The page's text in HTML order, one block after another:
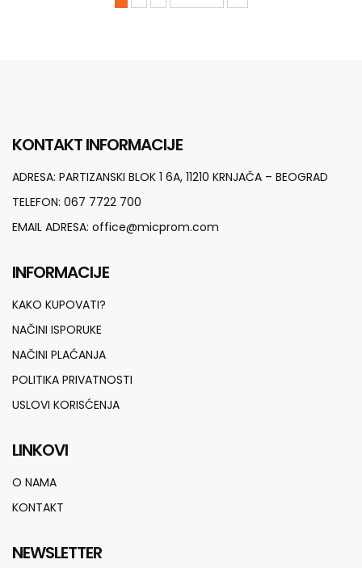
KONTAKT INFORMACIJE
ADRESA: PARTIZANSKI BLOK 1 6A, 11210 KRNJAČA – BEOGRAD
TELEFON: 067 7722 700
EMAIL ADRESA: office@micprom.com
INFORMACIJE
KAKO KUPOVATI?
NAČINI ISPORUKE
NAČINI PLAĆANJA
POLITIKA PRIVATNOSTI
USLOVI KORISĆENJA
LINKOVI
O NAMA
KONTAKT
NEWSLETTER